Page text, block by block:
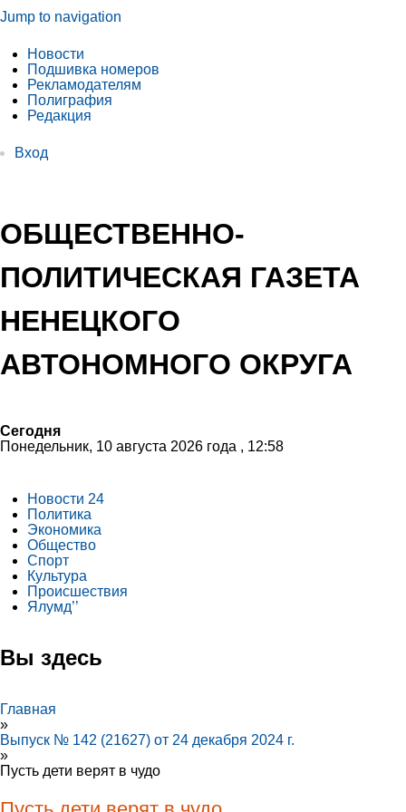
Jump to navigation
Новости
Подшивка номеров
Рекламодателям
Полиграфия
Редакция
Вход
ОБЩЕСТВЕННО-
ПОЛИТИЧЕСКАЯ ГАЗЕТА
НЕНЕЦКОГО
АВТОНОМНОГО ОКРУГА
Сегодня
Понедельник, 10 августа 2026 года , 12:58
Новости 24
Политика
Экономика
Общество
Спорт
Культура
Происшествия
Ялумд’’
Вы здесь
Главная
»
Выпуск № 142 (21627) от 24 декабря 2024 г.
»
Пусть дети верят в чудо